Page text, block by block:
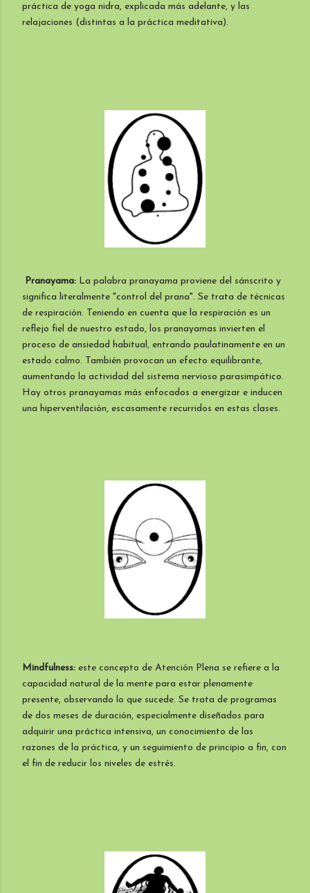
práctica de yoga nidra, explicada más adelante, y las
relajaciones (distintas a la práctica meditativa).
Pranayama: La palabra pranayama proviene del sánscrito y
significa literalmente "control del prana". Se trata de técnicas
de respiración. Teniendo en cuenta que la respiración es un
reflejo fiel de nuestro estado, los pranayamas invierten el
proceso de ansiedad habitual, entrando paulatinamente en un
estado calmo. También provocan un efecto equilibrante,
aumentando la actividad del sistema nervioso parasimpático.
Hay otros pranayamas más enfocados a energizar e inducen
una hiperventilación, escasamente recurridos en estas clases.
Mindfulness: este concepto de Atención Plena se refiere a la
capacidad natural de la mente para estar plenamente
presente, observando lo que sucede. Se trata de programas
de dos meses de duración, especialmente diseñados para
adquirir una práctica intensiva, un conocimiento de las
razones de la práctica, y un seguimiento de principio a fin, con
el fin de reducir los niveles de estrés.